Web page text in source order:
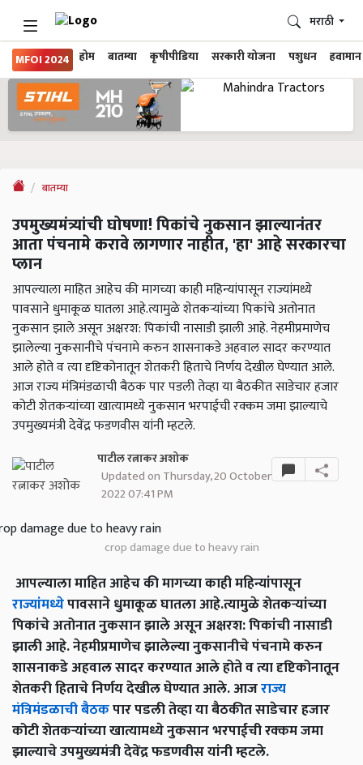
MFOI 2024 होम बातम्या कृषीपीडिया सरकारी योजना पशुधन हवामान
मराठी
बातम्या
उपमुख्यमंत्र्यांची घोषणा! पिकांचे नुकसान झाल्यानंतर
आता पंचनामे करावे लागणार नाहीत, 'हा' आहे सरकारचा
प्लान
आपल्याला माहित आहेच की मागच्या काही महिन्यांपासून राज्यांमध्ये
पावसाने धुमाकूळ घातला आहे.त्यामुळे शेतकऱ्यांच्या पिकांचे अतोनात
नुकसान झाले असून अक्षरश: पिकांची नासाडी झाली आहे. नेहमीप्रमाणेच
झालेल्या नुकसानीचे पंचनामे करुन शासनाकडे अहवाल सादर करण्यात
आले होते व त्या दृष्टिकोनातून शेतकरी हिताचे निर्णय देखील घेण्यात आले.
आज राज्य मंत्रिमंडळाची बैठक पार पडली तेव्हा या बैठकीत साडेचार हजार
कोटी शेतकऱ्यांच्या खात्यामध्ये नुकसान भरपाईची रक्कम जमा झाल्याचे
उपमुख्यमंत्री देवेंद्र फडणवीस यांनी म्हटले.
पाटील रत्नाकर अशोक
Updated on Thursday, 20 October
2022 07:41 PM
crop damage due to heavy rain
आपल्याला माहित आहेच की मागच्या काही महिन्यांपासून
राज्यांमध्येपावसाने धुमाकूळ घातला आहे.त्यामुळे शेतकऱ्यांच्या
पिकांचे अतोनात नुकसान झाले असून अक्षरश: पिकांची नासाडी
झाली आहे. नेहमीप्रमाणेच झालेल्या नुकसानीचे पंचनामे करुन
शासनाकडे अहवाल सादर करण्यात आले होते व त्या दृष्टिकोनातून
शेतकरी हिताचे निर्णय देखील घेण्यात आले. आजराज्य
मंत्रिमंडळाची बैठकपार पडली तेव्हा या बैठकीत साडेचार हजार
कोटी शेतकऱ्यांच्या खात्यामध्ये नुकसान भरपाईची रक्कम जमा
झाल्याचे उपमुख्यमंत्री देवेंद्र फडणवीस यांनी म्हटले.